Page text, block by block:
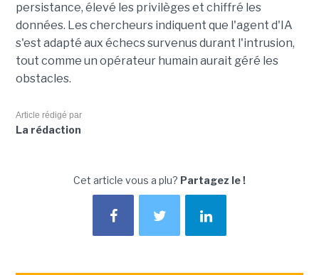
persistance, élevé les privilèges et chiffré les
données. Les chercheurs indiquent que l'agent d'IA
s'est adapté aux échecs survenus durant l'intrusion,
tout comme un opérateur humain aurait géré les
obstacles.
Article rédigé par
La rédaction
Cet article vous a plu? Partagez le !